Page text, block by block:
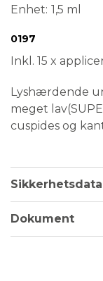
Enhet 1,5 ml
Medical Device
0197
Inkl. 15 x
Lyshærdende
meget
cuspides og
Højt
flydbarheden
Dokument